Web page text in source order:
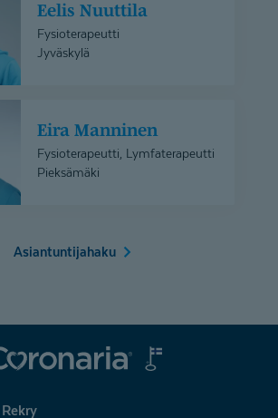
Eelis Nuuttila
Fysioterapeutti
Jyväskylä
Eira Manninen
Fysioterapeutti, Lymfaterapeutti
Pieksämäki
Asiantuntijahaku
Coronaria
Rekry